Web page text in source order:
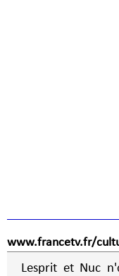
www.francetv.fr/
Lesprit et Nuc